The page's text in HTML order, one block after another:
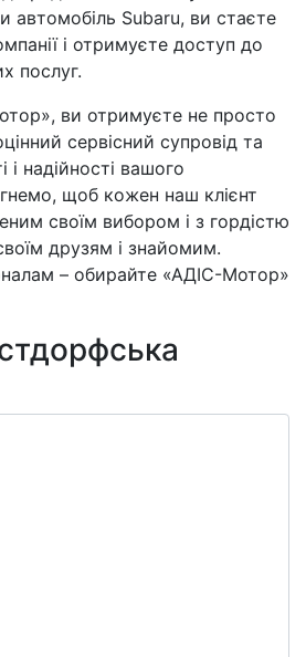
автомобіль Subaru, ви стаєте
і отримуєте доступ до
послуг.
ви отримуєте не просто
сервісний супровід та
і надійності вашого
щоб кожен наш клієнт
своїм вибором і з гордістю
друзям і знайомим.
– обирайте «АДІС-Мотор»